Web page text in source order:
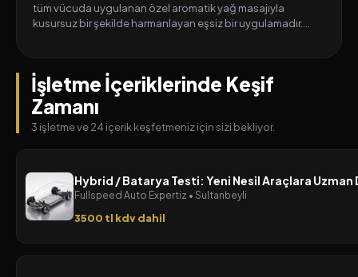
tüm vücuda uygulanan özel aromatik yağ masajıyla
kusursuz bir şekilde harmanlayan eşsiz bir uygulamadır.
bağışıklık sisteminizi güçlendirmenize de destek olur.
İşletme İçeriklerinde Keşif
Zamanı
3 işletme ve 24 içerik keşfetmeniz için sizi bekliyor.
Hybrid / Batarya Testi: Yeni Nesil Araçlara Uzman
Fullspeed Auto Expertiz • Sultanbeyli
3500 tl kdv dahil